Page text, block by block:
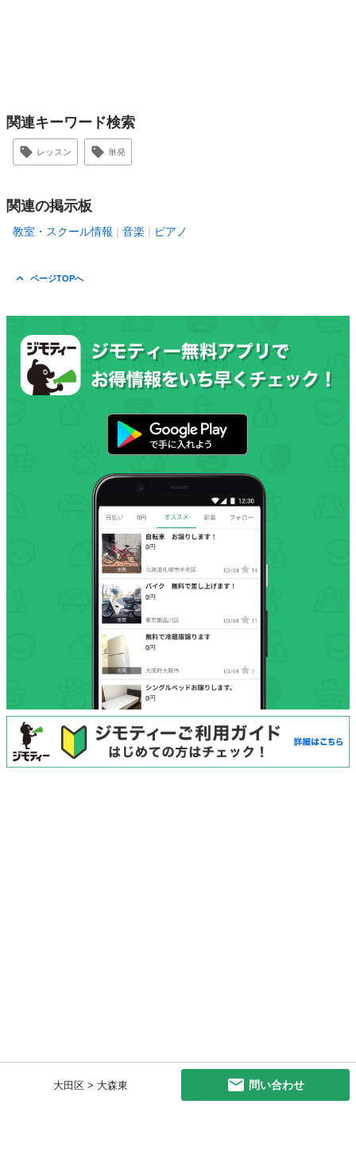
大田区 > 大森東 問い合わせ
関連キーワード検索
レッスン 単発
関連の掲示板
教室・スクール情報 音楽 ピアノ
ページTOPへ